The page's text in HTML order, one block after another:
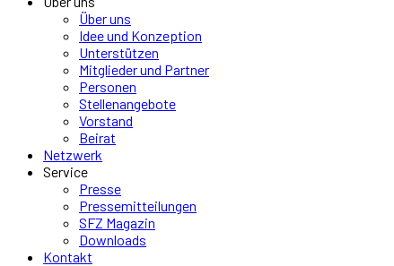
Über uns
Idee und Konzeption
Unterstützen
Mitglieder und Partner
Personen
Stellenangebote
Vorstand
Beirat
Netzwerk
Service
Presse
Pressemitteilungen
SFZ Magazin
Downloads
Kontakt